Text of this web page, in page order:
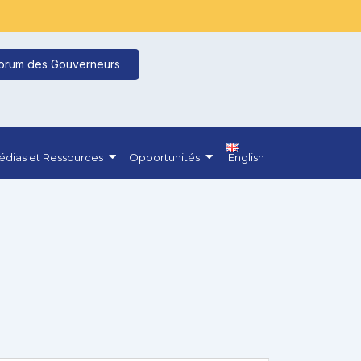
des Gouverneurs
et Ressources Opportunités English